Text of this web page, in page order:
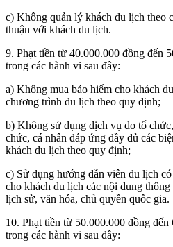
c) Không quản lý khách du lịch theo
thuận với khách du lịch.
9. Phạt tiền từ 40.000.000 đồng đến
trong các hành vi sau đây:
a) Không mua bảo hiểm cho khách
chương trình du lịch theo quy định;
b) Không sử dụng dịch vụ do tổ
chức, cá nhân đáp ứng đầy đủ các
khách du lịch theo quy định;
c) Sử dụng hướng dẫn viên du lịch
cho khách du lịch các nội dung
lịch sử, văn hóa, chủ quyền quốc gia.
10. Phạt tiền từ 50.000.000 đồng
trong các hành vi sau đây: